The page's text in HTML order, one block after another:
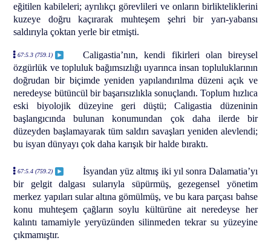
eğitilen kabileleri; ayrılıkçı görevlileri ve onların birlikteliklerini
kuzeye doğru kaçırarak muhteşem şehri bir yarı-yabansı
saldırıyla çoktan yerle bir etmişti.
67:5.3 (759.1)
Caligastia’nın, kendi fikirleri olan bireysel
özgürlük ve topluluk bağımsızlığı uyarınca insan topluluklarının
doğrudan bir biçimde yeniden yapılandırılma düzeni açık ve
neredeyse bütüncül bir başarısızlıkla sonuçlandı. Toplum hızlıca
eski biyolojik düzeyine geri düştü; Caligastia düzeninin
başlangıcında bulunan konumundan çok daha ilerde bir
düzeyden başlamayarak tüm saldırı savaşları yeniden alevlendi;
bu isyan dünyayı çok daha karışık bir halde bıraktı.
67:5.4 (759.2)
İsyandan yüz altmış iki yıl sonra Dalamatia’yı
bir gelgit dalgası sularıyla süpürmüş, gezegensel yönetim
merkez yapıları sular altına gömülmüş, ve bu kara parçası bahse
konu muhteşem çağların soylu kültürüne ait neredeyse her
kalıntı tamamiyle yeryüzünden silinmeden tekrar su yüzeyine
çıkmamıştır.